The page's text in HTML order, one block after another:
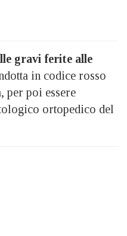
gravi ferite alle
in codice rosso
per poi essere
ortopedico del